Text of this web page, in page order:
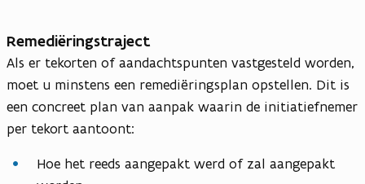
Remediëringstraject
Als er tekorten of aandachtspunten vastgesteld worden,
moet u minstens een remediëringsplan opstellen. Dit is
een concreet plan van aanpak waarin de initiatiefnemer
per tekort aantoont:
Hoe het reeds aangepakt werd of zal aangepakt